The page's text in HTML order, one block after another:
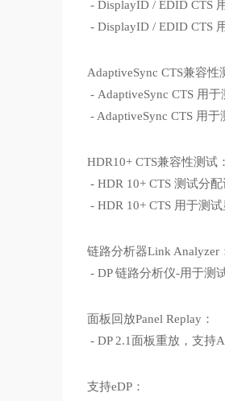
- DisplayID / EDID CTS
- DisplayID / EDID CTS
AdaptiveSync CTS兼容性
- AdaptiveSync CTS 用
- AdaptiveSync CTS 用
HDR10+ CTS兼容性测试：
- HDR 10+ CTS 测试分
- HDR 10+ CTS 用于测
链路分析器Link Analyzer
- DP 链路分析仪-用于测
面板回放Panel Replay：
- DP 2.1面板重放，支持
支持eDP：